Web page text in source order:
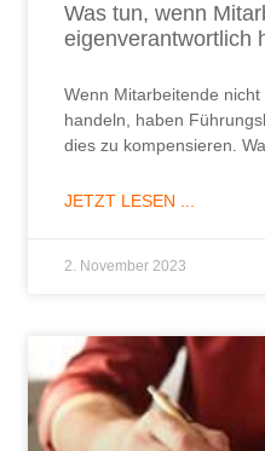
Was tun, wenn
eigenverantwortlich
Wenn Mitarbeitende
handeln, haben
dies zu kompensieren.
JETZT LESEN ...
2. November 2023